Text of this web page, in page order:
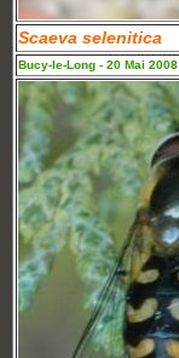
Scaeva selenitica
Bucy-le-Long - 20 Mai 2008